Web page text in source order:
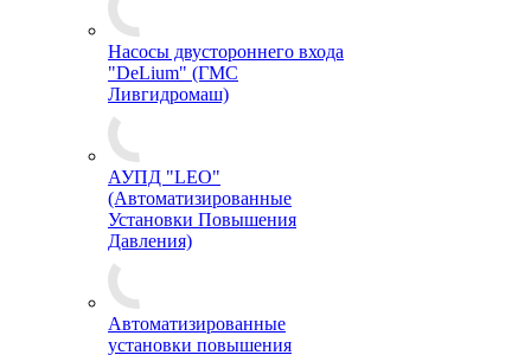
Насосы двустороннего входа
"DeLium" (ГМС
Ливгидромаш)
АУПД "LEO"
(Автоматизированные
Установки Повышения
Давления)
Автоматизированные
установки повышения